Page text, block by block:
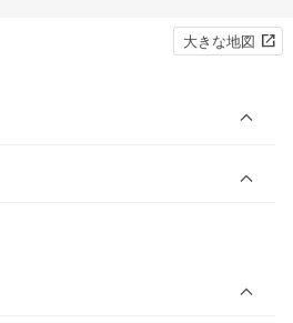
大きな地図